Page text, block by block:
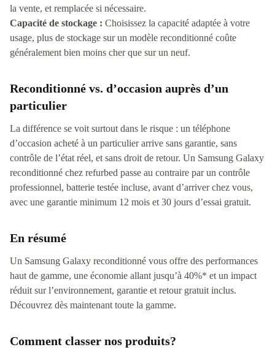
la vente, et remplacée si nécessaire.
Capacité de stockage : Choisissez la capacité adaptée à votre
usage, plus de stockage sur un modèle reconditionné coûte
généralement bien moins cher que sur un neuf.
Reconditionné vs. d’occasion auprès d’un
particulier
La différence se voit surtout dans le risque : un téléphone
d’occasion acheté à un particulier arrive sans garantie, sans
contrôle de l’état réel, et sans droit de retour. Un Samsung Galaxy
reconditionné chez refurbed passe au contraire par un contrôle
professionnel, batterie testée incluse, avant d’arriver chez vous,
avec une garantie minimum 12 mois et 30 jours d’essai gratuit.
En résumé
Un Samsung Galaxy reconditionné vous offre des performances
haut de gamme, une économie allant jusqu’à 40%* et un impact
réduit sur l’environnement, garantie et retour gratuit inclus.
Découvrez dès maintenant toute la gamme.
Comment classer nos produits?